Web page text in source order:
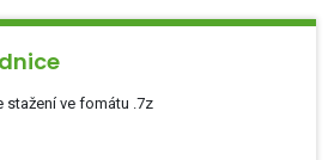
stažení ve fomátu .7z